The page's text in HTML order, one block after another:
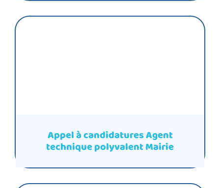
Appel à candidatures Agent
technique polyvalent Mairie